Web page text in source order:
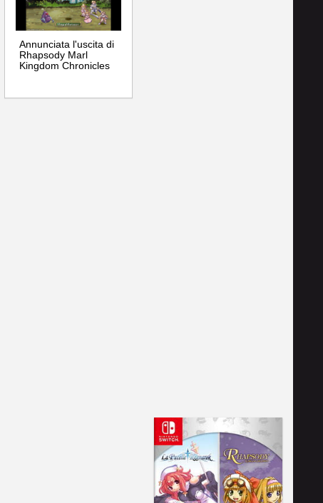
Annunciata l'uscita di
Rhapsody Marl
Kingdom Chronicles